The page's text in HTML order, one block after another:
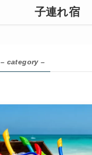
子連れ宿
– category –